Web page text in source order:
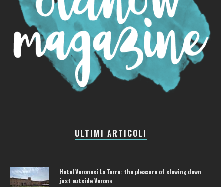
ULTIMI ARTICOLI
Hotel Veronesi La Torre: the pleasure of slowing down
just outside Verona